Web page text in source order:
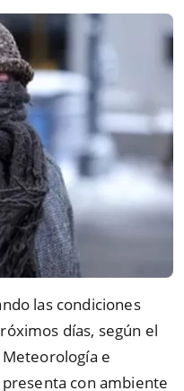
las condiciones
días, según el
e
con ambiente